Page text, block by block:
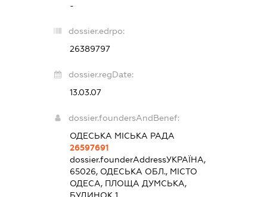
-
dossier.edrpo:
26389797
dossier.regDate:
13.03.07
dossier.foundersAndBenef:
ОДЕСЬКА МІСЬКА РАДА
26597691
dossier.founderAddressУКРАЇНА,
65026, ОДЕСЬКА ОБЛ., МІСТО
ОДЕСА, ПЛОЩА ДУМСЬКА,